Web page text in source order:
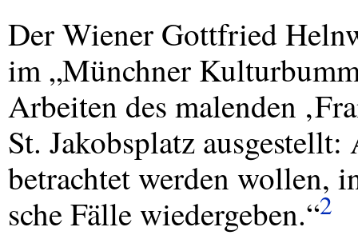
Der Wiener Gottfried
im „Münchner
Arbeiten des malenden
St. Jakobsplatz
betrachtet werden wollen,
sche Fälle wiedergeben.“2